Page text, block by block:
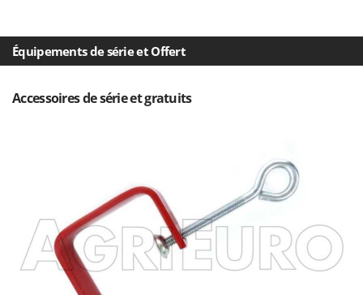
V
Vêtements de Sécurité
M
M.A.I.BO.
Marina Systems
Master
Mastercook
Masterpro
Équipements de série et Offert
Accessoires de série et gratuits